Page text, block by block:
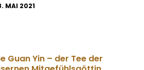
MAI 2021
Guan Yin – der Tee der